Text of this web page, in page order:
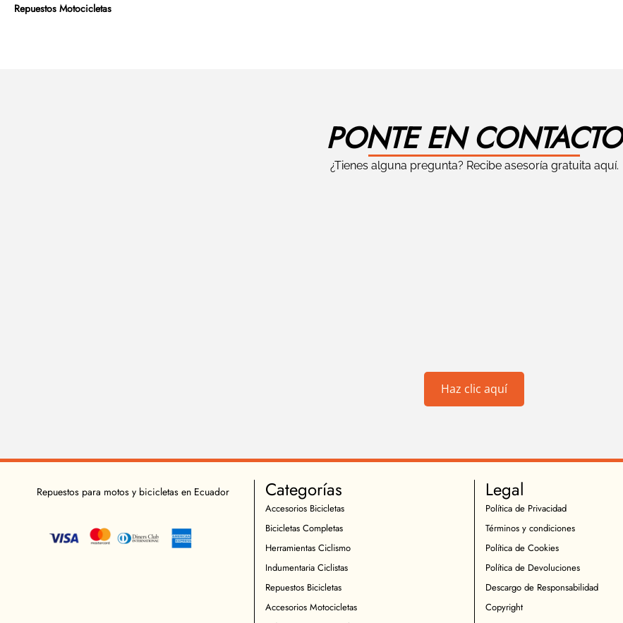
Repuestos Motocicletas
PONTE EN CONTACTO
¿Tienes alguna pregunta? Recibe asesoría gratuita aquí.
Haz clic aquí
Repuestos para motos y bicicletas en Ecuador Categorías
Accesorios Bicicletas
Bicicletas Completas
Herramientas Ciclismo
Indumentaria Ciclistas
Repuestos Bicicletas
Accesorios Motocicletas
Legal
Política de Privacidad
Términos y condiciones
Política de Cookies
Política de Devoluciones
Descargo de Responsabilidad
Copyright